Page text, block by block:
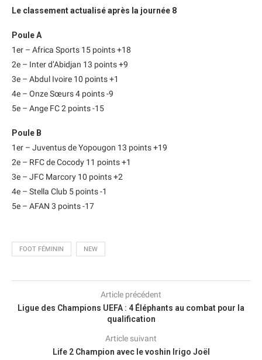
Le classement actualisé après la journée 8
Poule A
1er – Africa Sports 15 points +18
2e – Inter d’Abidjan 13 points +9
3e – Abdul Ivoire 10 points +1
4e – Onze Sœurs 4 points -9
5e – Ange FC 2 points -15
Poule B
1er – Juventus de Yopougon 13 points +19
2e – RFC de Cocody 11 points +1
3e – JFC Marcory 10 points +2
4e – Stella Club 5 points -1
5e – AFAN 3 points -17
FOOT FÉMININ NEW
Article précédent
Ligue des Champions UEFA : 4 Éléphants au combat pour la
qualification
Article suivant
Life 2 Champion avec le voshin Irigo Joël